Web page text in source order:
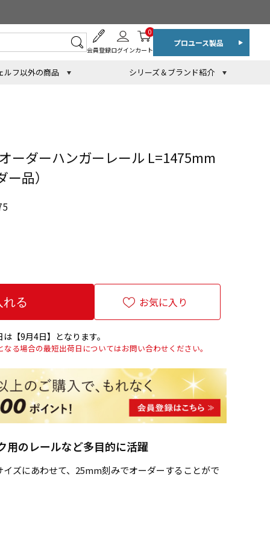
会員登録ログインカート
0
プロユース製品
ルフ以外の商品 シリーズ＆ブランド紹介
ーダーハンガーレール L=1475mm
品）
お気に入り
【9月4日】となります。
る場合の最短出荷日についてはお問い合わせください。
用のレールなど多目的に活躍
ズにあわせて、25mm刻みでオーダーすることがで